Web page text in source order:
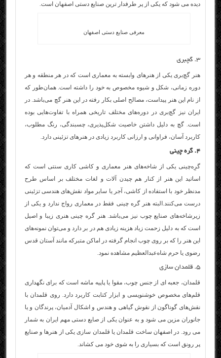
دیده می شود که یکی از پر طرفدار ترین صنایع دستی اصفهان است.
معرفی صنایع دستی اصفهان
۳. گچبری
هنر گچ‌بری یکی از هنرهای وابسته به معماری است که در هر منطقه و هر
دوره زمانی، شکل و شیوه مخصوص به خود را داشته است. همان‌طور که
از نام این هنر پیداست، مصالح اصلی بکار رفته در این هنر گچ می‌باشد. در
ایران نیز گچ‌بری در دوره‌های مختلف تاریخی همراه با تفاوت‌هایی بوده
است. گچ به دلیل داشتن خاصیت شکل‌پذیری، چسبندگی، رنگ مطلوب،
کاربرد آسان، فراوانی و ارزانی کاربرد زیادی در هنرهای تزئینی دارد.
۴. گره چینی
گرِه‌چینی یکی از شاخه‌های هنر معماری و کاشی کاری سنتی است که
اساتید این هنر از کنار هم چیدن آلات و لغات مختلف بر اساس طرح
مدنظر خود با استفاده از کاشی، آجر یا سایر مواد نقش‌های هندسی تزئینی
درست می‌کنند.البته هنر گره چینی فقط در معماری رواج ندارد و یکی از
زیرشاخه‌های صنایع چوب نیز می‌باشد. هنر گره چینی هنری زیبا و اصیل
است که به دلیل زحمت زیاد هزینه زیادی هم در بر دارد و می‌توان نمونه‌های
این هنر را که بر روی چوب انجام گرفته در اماکن متبرکه مانند آستان قدس
رضوی یا حرم شاه‌عبدالعظیم مشاهده نمود.
۵. قلمدان سازی
قلمدان، جعبه ای از جنس چوب، مقوا یا پاپیه ماشه است که برای نگهداری
قلم‌های مخصوص خوشنویسی و ابزار کتابت کاربرد دارد. روی قلمدان با
نقش‌های گوناگون از نقوش گیاهی و هندس و اشکال آدمیان، پرندگان و یا
جانوران مزین می شود و به عنوان یکی از صایع دستی مهم ایران به شمار
می رود. در اصفهان ساخت قلمدان یا قلمدان سازی یکی از هنرها و صنایع
پر رونق است که بسیاری را به شوی خود می کشاند.